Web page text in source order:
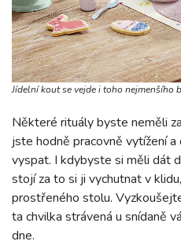
Jídelní kout se vejde i toho nejmenšího
Některé rituály byste neměli
jste hodně pracovně vytížení
vyspat. I kdybyste si měli dát
stojí za to si ji vychutnat v
prostřeného stolu.
ta chvilka strávená u snídaně
dne.